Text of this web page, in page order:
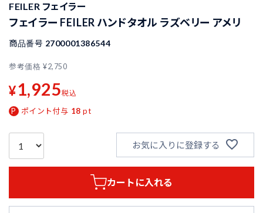
FEILER フェイラー
フェイラー FEILER ハンドタオル ラズベリー アメリ
商品番号 2700001386544
参考価格 ¥2,750
¥1,925税込
ポイント付与 18 pt
お気に入りに登録する
カートに入れる